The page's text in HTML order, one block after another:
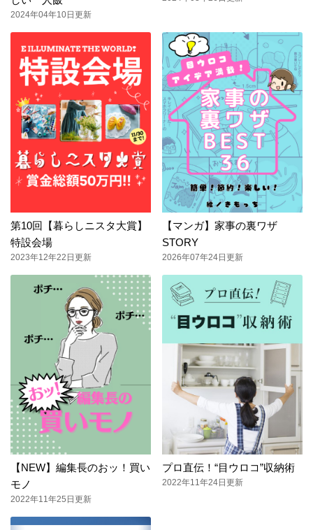
2024年04年10日更新
第10回【暮らしニスタ大賞】
特設会場
2023年12年22日更新
【マンガ】家事の裏ワザ
STORY
2026年07年24日更新
【NEW】編集長のおッ！買い
モノ
2022年11年25日更新
プロ直伝！“目ウロコ”収納術
2022年11年24日更新